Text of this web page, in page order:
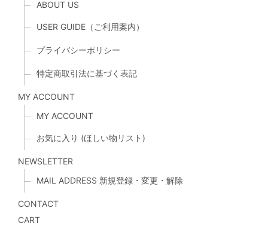
ABOUT US
USER GUIDE（ご利用案内）
プライバシーポリシー
特定商取引法に基づく表記
MY ACCOUNT
MY ACCOUNT
お気に入り (ほしい物リスト)
NEWSLETTER
MAIL ADDRESS 新規登録・変更・解除
CONTACT
CART